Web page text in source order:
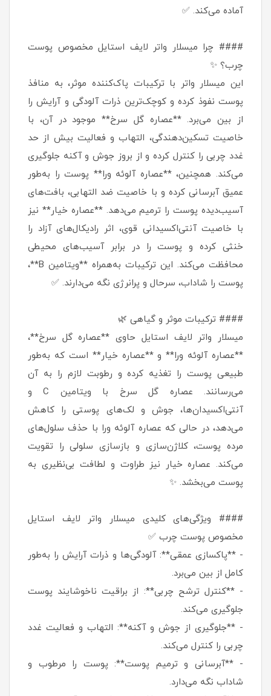
آماده می‌کند. ✅
#### چرا میسلار واتر لایف استایل مخصوص پوست
چرب؟ ✨
این میسلار واتر با ترکیبات پاک‌کننده موثر، به منافذ
پوست نفوذ کرده و کوچک‌ترین ذرات آلودگی و آرایش را
از بین می‌برد. **عصاره گل سرخ** موجود در آن، با
خاصیت تسکین‌دهندگی، التهاب و فعالیت بیش از حد
غدد چربی را کنترل کرده و از بروز جوش و آکنه جلوگیری
می‌کند. همچنین، **عصاره آلوئه ورا** پوست را به‌طور
عمیق آبرسانی کرده و با خاصیت ضد التهابی، بافت‌های
آسیب‌دیده پوست را ترمیم می‌دهد. **عصاره خیار** نیز
با خاصیت آنتی‌اکسیدانی قوی، اثر رادیکال‌های آزاد را
خنثی کرده و پوست را در برابر آسیب‌های محیطی
محافظت می‌کند. این ترکیبات به‌همراه **ویتامین B**،
پوست را شاداب، سرحال و پرانرژی نگه می‌دارند. ✅
#### ترکیبات موثر و گیاهی 🌿
میسلار واتر لایف استایل حاوی **عصاره گل سرخ**،
**عصاره آلوئه ورا** و **عصاره خیار** است که به‌طور
طبیعی پوست را تغذیه کرده و رطوبت لازم را به آن
می‌رسانند. عصاره گل سرخ با ویتامین C و
آنتی‌اکسیدان‌ها، جوش و لک‌های پوستی را کاهش
می‌دهد، در حالی که عصاره آلوئه ورا با حذف سلول‌های
مرده پوست، کلاژن‌سازی و بازسازی سلولی را تقویت
می‌کند. عصاره خیار نیز طراوت و لطافت بی‌نظیری به
پوست می‌بخشد. ✨
#### ویژگی‌های کلیدی میسلار واتر لایف استایل
مخصوص پوست چرب ✅
- **پاکسازی عمقی**: آلودگی‌ها و ذرات آرایش را به‌طور
کامل از بین می‌برد.
- **کنترل ترشح چربی**: از براقیت ناخوشایند پوست
جلوگیری می‌کند.
- **جلوگیری از جوش و آکنه**: التهاب و فعالیت غدد
چربی را کنترل می‌کند.
- **آبرسانی و ترمیم پوست**: پوست را مرطوب و
شاداب نگه می‌دارد.